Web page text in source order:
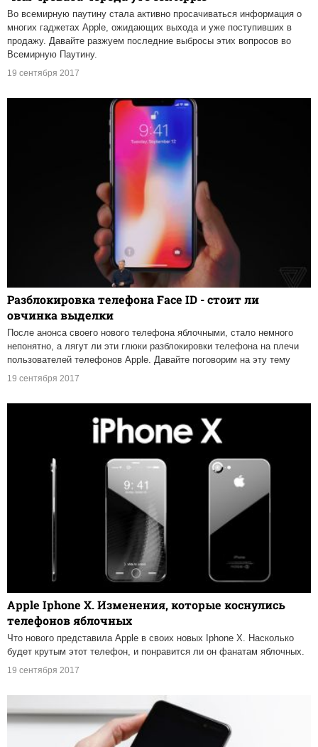
Во всемирную паутину стала активно просачиваться информация о
многих гаджетах Apple, ожидающих выхода и уже поступивших в
продажу. Давайте разжуем последние выбросы этих вопросов во
Всемирную Паутину.
19 сентября 2017
Разблокировка телефона Face ID - стоит ли
овчинка выделки
После анонса своего нового телефона яблочными, стало немного
непонятно, а лягут ли эти глюки разблокировки телефона на плечи
пользователей телефонов Apple. Давайте поговорим на эту тему
19 сентября 2017
Apple Iphone X. Изменения, которые коснулись
телефонов яблочных
Что нового представила Apple в своих новых Iphone X. Насколько
будет крутым этот телефон, и понравится ли он фанатам яблочных.
19 сентября 2017